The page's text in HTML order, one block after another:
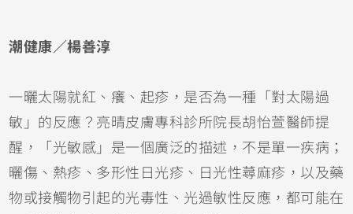
潮健康／楊善淳
一曬太陽就紅、癢、起疹，是否為一種「對太陽過
敏」的反應？亮晴皮膚專科診所院長胡怡萱醫師提
醒，「光敏感」是一個廣泛的描述，不是單一疾病；
曬傷 、熱疹、多形性日光疹、日光性蕁麻疹 ，以及藥
物或接觸物引起的光毒性、光過敏性反應，都可能在